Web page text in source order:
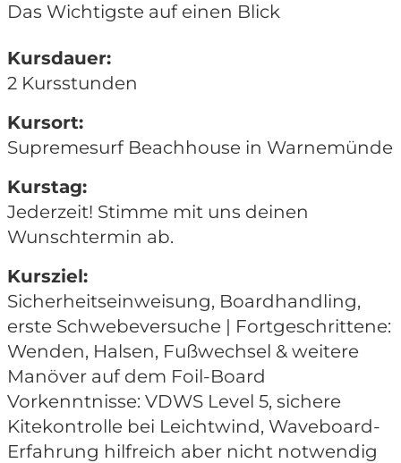
Das Wichtigste auf einen Blick
Kursdauer:
2 Kursstunden
Kursort:
Supremesurf Beachhouse in Warnemünde
Kurstag:
Jederzeit! Stimme mit uns deinen
Wunschtermin ab.
Kursziel:
Sicherheitseinweisung, Boardhandling,
erste Schwebeversuche | Fortgeschrittene:
Wenden, Halsen, Fußwechsel & weitere
Manöver auf dem Foil-Board
Vorkenntnisse: VDWS Level 5, sichere
Kitekontrolle bei Leichtwind, Waveboard-
Erfahrung hilfreich aber nicht notwendig